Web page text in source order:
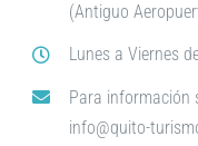
(Antiguo
Lunes a Viernes
Para información
info@quito-